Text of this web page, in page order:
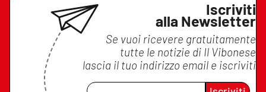
Iscriviti
alla Newsletter
Se vuoi ricevere gratuitamente
tutte le notizie di Il Vibonese
lascia il tuo indirizzo email e iscriviti